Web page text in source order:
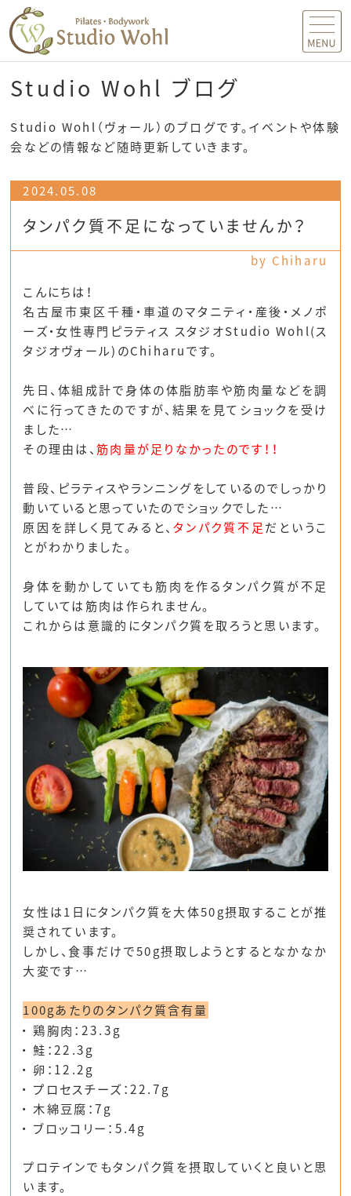
MENU
Studio Wohl ブログ
Studio Wohl（ヴォール）のブログです。イベントや体験
会などの情報など随時更新していきます。
2024.05.08
タンパク質不足になっていませんか？
by Chiharu
こんにちは！
名古屋市東区千種・車道のマタニティ・産後・メノポ
ーズ・女性専門ピラティス スタジオStudio Wohl(ス
タジオヴォール)のChiharuです。
先日、体組成計で身体の体脂肪率や筋肉量などを調
べに行ってきたのですが、結果を見てショックを受け
ました…
その理由は、筋肉量が足りなかったのです！！
普段、ピラティスやランニングをしているのでしっかり
動いていると思っていたのでショックでした…
原因を詳しく見てみると、タンパク質不足だというこ
とがわかりました。
身体を動かしていても筋肉を作るタンパク質が不足
していては筋肉は作られません。
これからは意識的にタンパク質を取ろうと思います。
女性は1日にタンパク質を大体50g摂取することが推
奨されています。
しかし、食事だけで50g摂取しようとするとなかなか
大変です…
100gあたりのタンパク質含有量
鶏胸肉：23.3g
鮭：22.3g
卵：12.2g
プロセスチーズ：22.7g
木綿豆腐：7g
ブロッコリー：5.4g
プロテインでもタンパク質を摂取 していくと良いと思
います。